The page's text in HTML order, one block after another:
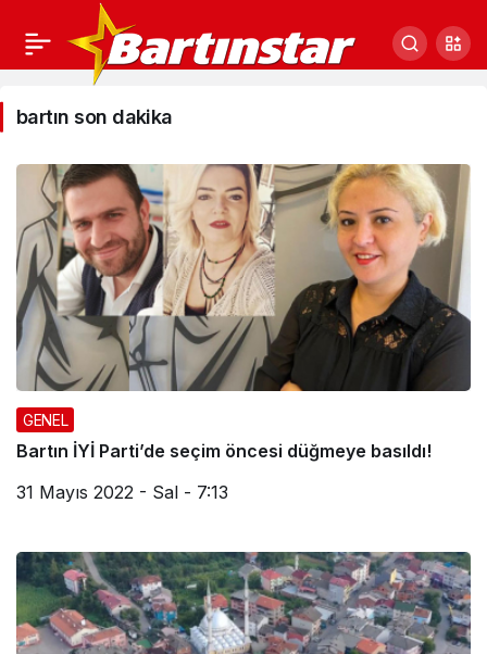
bartın
dakika
Haberleri
bartın son dakika
GENEL
Bartın İYİ Parti’de seçim öncesi düğmeye basıldı!
31 Mayıs 2022 - Sal - 7:13